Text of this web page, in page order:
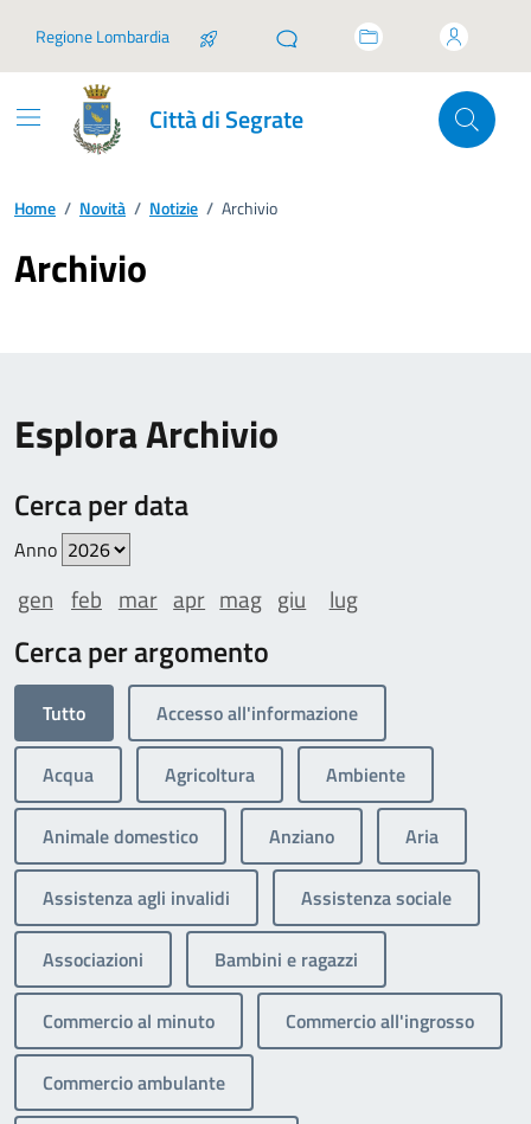
Regione Lombardia
Città di Segrate
Home / Novità / Notizie / Archivio
Archivio
Esplora Archivio
Cerca per data
Anno
gen feb mar apr mag giu lug
Cerca per argomento
Tutto Accesso all'informazione
Acqua Agricoltura Ambiente
Animale domestico Anziano Aria
Assistenza agli invalidi Assistenza sociale
Associazioni Bambini e ragazzi
Commercio al minuto Commercio all'ingrosso
Commercio ambulante